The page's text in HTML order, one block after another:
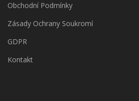
Obchodní Podmínky
Zásady Ochrany Soukromí
GDPR
Kontakt